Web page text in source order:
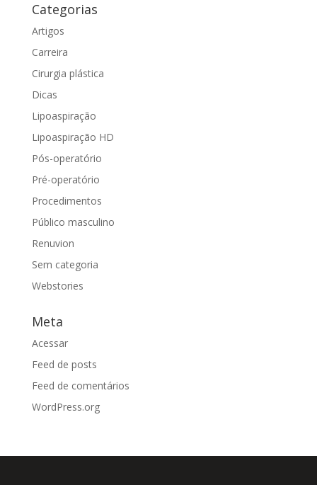
Categorias
Artigos
Carreira
Cirurgia plástica
Dicas
Lipoaspiração
Lipoaspiração HD
Pós-operatório
Pré-operatório
Procedimentos
Público masculino
Renuvion
Sem categoria
Webstories
Meta
Acessar
Feed de posts
Feed de comentários
WordPress.org